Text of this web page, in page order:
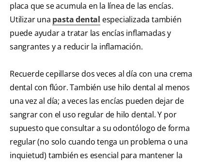
placa que se acumula en la línea de las encías.
Utilizar una pasta dental especializada también
puede ayudar a tratar las encías inflamadas y
sangrantes y a reducir la inflamación.
Recuerde cepillarse dos veces al día con una crema
dental con flúor. También use hilo dental al menos
una vez al día; a veces las encías pueden dejar de
sangrar con el uso regular de hilo dental. Y por
supuesto que consultar a su odontólogo de forma
regular (no solo cuando tenga un problema o una
inquietud) también es esencial para mantener la